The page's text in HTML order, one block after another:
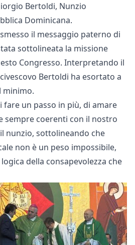
Bertoldi, Nunzio
Dominicana.
il messaggio paterno di
sottolineata la missione
Congresso. Interpretando il
Bertoldi ha esortato a
minimo.
fare un passo in più, di amare
sempre coerenti con il nostro
nunzio, sottolineando che
non è un peso impossibile,
della consapevolezza che